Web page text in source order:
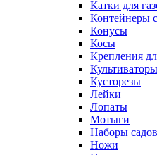
Катки для
Контейнеры
Конусы
Косы
Крепления
Культиваторы
Кусторезы
Лейки
Лопаты
Мотыги
Наборы
Ножи